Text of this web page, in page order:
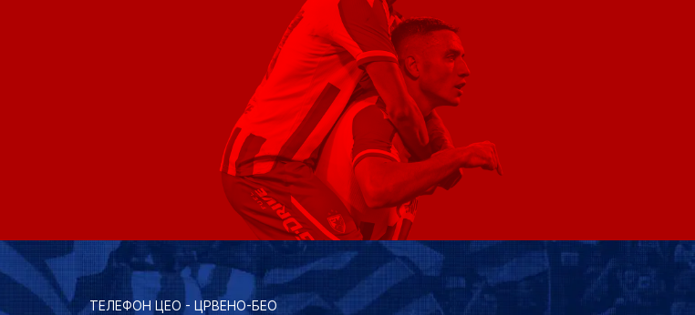
ТЕЛЕФОН ЦЕО - ЦРВЕНО-БЕО